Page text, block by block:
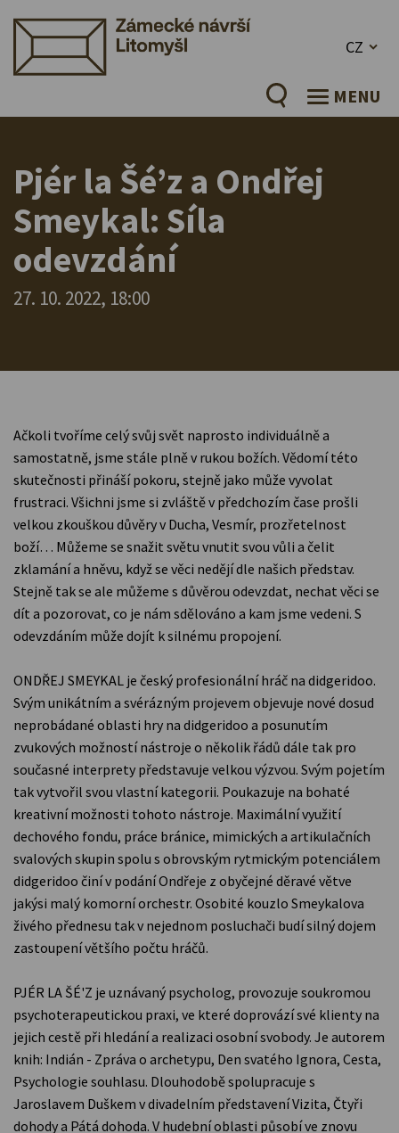
CZ
MENU
Pjér la Šé’z a Ondřej
Smeykal: Síla
odevzdání
27. 10. 2022, 18:00
Ačkoli tvoříme celý svůj svět naprosto individuálně a
samostatně, jsme stále plně v rukou božích. Vědomí této
skutečnosti přináší pokoru, stejně jako může vyvolat
frustraci. Všichni jsme si zvláště v předchozím čase prošli
velkou zkouškou důvěry v Ducha, Vesmír, prozřetelnost
boží… Můžeme se snažit světu vnutit svou vůli a čelit
zklamání a hněvu, když se věci nedějí dle našich představ.
Stejně tak se ale můžeme s důvěrou odevzdat, nechat věci se
dít a pozorovat, co je nám sdělováno a kam jsme vedeni. S
odevzdáním může dojít k silnému propojení.
ONDŘEJ SMEYKAL je český profesionální hráč na didgeridoo.
Svým unikátním a svérázným projevem objevuje nové dosud
neprobádané oblasti hry na didgeridoo a posunutím
zvukových možností nástroje o několik řádů dále tak pro
současné interprety představuje velkou výzvou. Svým pojetím
tak vytvořil svou vlastní kategorii. Poukazuje na bohaté
kreativní možnosti tohoto nástroje. Maximální využití
dechového fondu, práce bránice, mimických a artikulačních
svalových skupin spolu s obrovským rytmickým potenciálem
didgeridoo činí v podání Ondřeje z obyčejné děravé větve
jakýsi malý komorní orchestr. Osobité kouzlo Smeykalova
živého přednesu tak v nejednom posluchači budí silný dojem
zastoupení většího počtu hráčů.
PJÉR LA ŠÉ'Z je uznávaný psycholog, provozuje soukromou
psychoterapeutickou praxi, ve které doprovází své klienty na
jejich cestě při hledání a realizaci osobní svobody. Je autorem
knih: Indián - Zpráva o archetypu, Den svatého Ignora, Cesta,
Psychologie souhlasu. Dlouhodobě spolupracuje s
Jaroslavem Duškem v divadelním představení Vizita, Čtyři
dohody a Pátá dohoda. V hudební oblasti působí ve znovu